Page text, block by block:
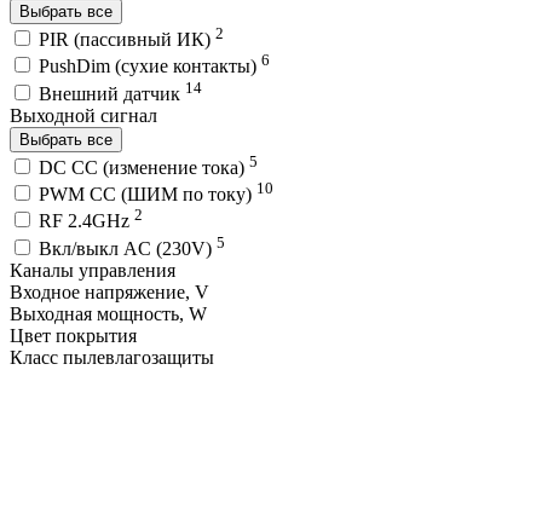
Выбрать все
PIR (пассивный ИК) 2
PushDim (сухие контакты) 6
Внешний датчик 14
Выходной сигнал
Выбрать все
DC CC (изменение тока) 5
PWM СС (ШИМ по току) 10
RF 2.4GHz 2
Вкл/выкл AC (230V) 5
Каналы управления
Входное напряжение, V
Выходная мощность, W
Цвет покрытия
Класс пылевлагозащиты